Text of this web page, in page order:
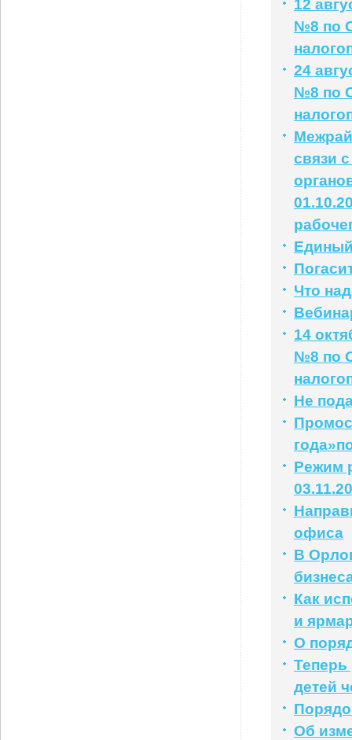
12
№8 по
24
№8 по
связи
Что
14
№8 по
Не
Режим
офиса
В
Как
и
О
Теперь
детей
Об